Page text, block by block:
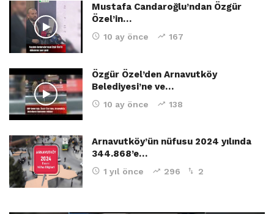
Mustafa Candaroğlu’ndan Özgür
Özel’in…
10 ay önce 167
Özgür Özel’den Arnavutköy
Belediyesi’ne ve…
10 ay önce 138
Arnavutköy’ün nüfusu 2024 yılında
344.868’e…
1 yıl önce 296 2